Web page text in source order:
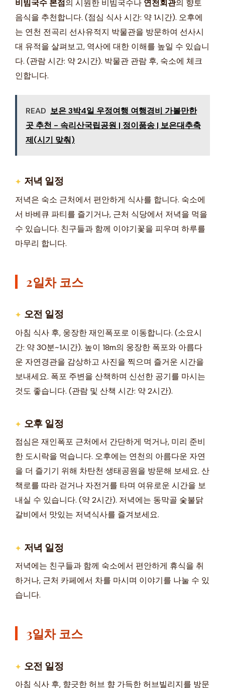
비빔국수 본점의 시원한 비빔국수나 연천회관의 향토
음식을 추천합니다. (점심 식사 시간: 약 1시간). 오후에
는 연천 전곡리 선사유적지 박물관을 방문하여 선사시
대 유적을 살펴보고, 역사에 대한 이해를 높일 수 있습니
다. (관람 시간: 약 2시간). 박물관 관람 후, 숙소에 체크
인합니다.
READ 보은 3박4일 우정여행 여행경비 가볼만한
곳 추천 - 속리산국립공원 | 정이품송 | 보은대추축
제(시기 맞춰)
저녁 일정
저녁은 숙소 근처에서 편안하게 식사를 합니다. 숙소에
서 바베큐 파티를 즐기거나, 근처 식당에서 저녁을 먹을
수 있습니다. 친구들과 함께 이야기꽃을 피우며 하루를
마무리 합니다.
2일차 코스
오전 일정
아침 식사 후, 웅장한 재인폭포로 이동합니다. (소요시
간: 약 30분~1시간). 높이 18m의 웅장한 폭포와 아름다
운 자연경관을 감상하고 사진을 찍으며 즐거운 시간을
보내세요. 폭포 주변을 산책하며 신선한 공기를 마시는
것도 좋습니다. (관람 및 산책 시간: 약 2시간).
오후 일정
점심은 재인폭포 근처에서 간단하게 먹거나, 미리 준비
한 도시락을 먹습니다. 오후에는 연천의 아름다운 자연
을 더 즐기기 위해 차탄천 생태공원을 방문해 보세요. 산
책로를 따라 걷거나 자전거를 타며 여유로운 시간을 보
내실 수 있습니다. (약 2시간). 저녁에는 동막골 숯불닭
갈비에서 맛있는 저녁식사를 즐겨보세요.
저녁 일정
저녁에는 친구들과 함께 숙소에서 편안하게 휴식을 취
하거나, 근처 카페에서 차를 마시며 이야기를 나눌 수 있
습니다.
3일차 코스
오전 일정
아침 식사 후, 향긋한 허브 향 가득한 허브빌리지를 방문